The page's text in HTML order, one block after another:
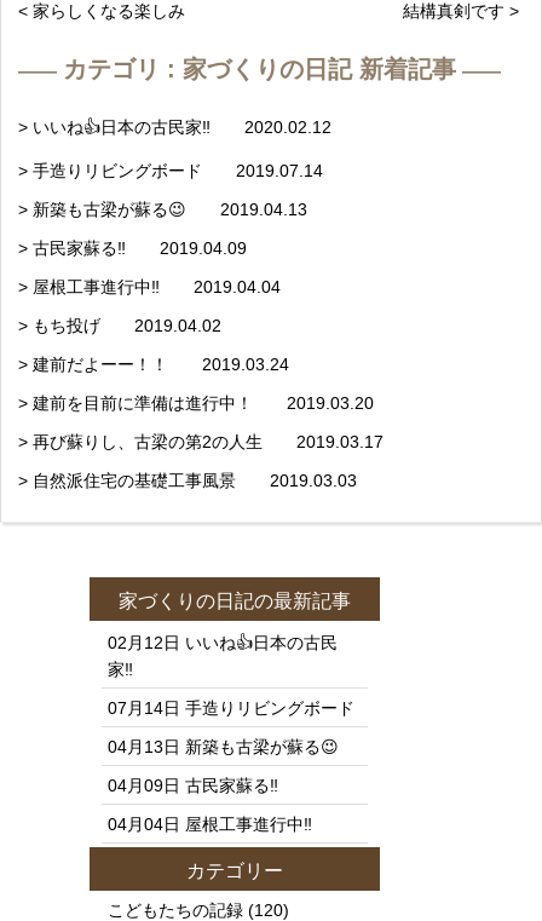
< 家らしくなる楽しみ 結構真剣です >
カテゴリ : 家づくりの日記 新着記事
> いいね👍日本の古民家‼️ 2020.02.12
> 手造りリビングボード 2019.07.14
> 新築も古梁が蘇る😉 2019.04.13
> 古民家蘇る‼️ 2019.04.09
> 屋根工事進行中‼️ 2019.04.04
> もち投げ 2019.04.02
> 建前だよーー！！ 2019.03.24
> 建前を目前に準備は進行中！ 2019.03.20
> 再び蘇りし、古梁の第2の人生 2019.03.17
> 自然派住宅の基礎工事風景 2019.03.03
家づくりの日記の最新記事
02月12日 いいね👍日本の古民
家‼️
07月14日 手造りリビングボード
04月13日 新築も古梁が蘇る😉
04月09日 古民家蘇る‼️
04月04日 屋根工事進行中‼️
カテゴリー
こどもたちの記録 (120)